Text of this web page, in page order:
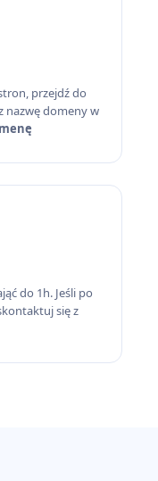
przejdź do
nazwę domeny w
do 1h. Jeśli po
się z